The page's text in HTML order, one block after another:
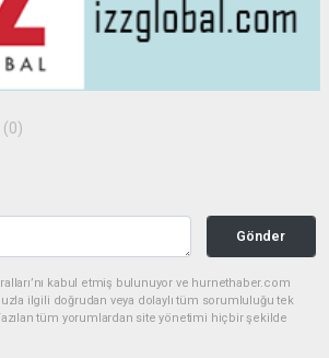
(0)
Gönder
kabul etmiş bulunuyor ve hurnethaber.com
ilgili doğrudan veya dolaylı tüm sorumluluğu tek
tüm yorumlardan site yönetimi hiçbir şekilde